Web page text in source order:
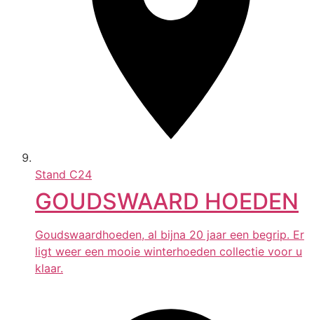
Stand C24
GOUDSWAARD HOEDEN
Goudswaardhoeden, al bijna 20 jaar een begrip. Er
ligt weer een mooie winterhoeden collectie voor u
klaar.